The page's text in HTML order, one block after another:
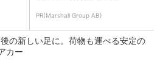
PR(Marshall Group AB)
の新しい足に。荷物も運べる安定の
カー